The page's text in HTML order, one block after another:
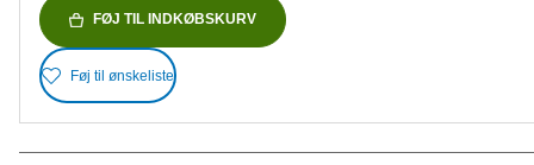
FØJ TIL INDKØBSKURV
Føj til ønskeliste